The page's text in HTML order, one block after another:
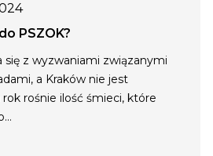
PSZOK?
się z wyzwaniami związanymi
a Kraków nie jest
rośnie ilość śmieci, które